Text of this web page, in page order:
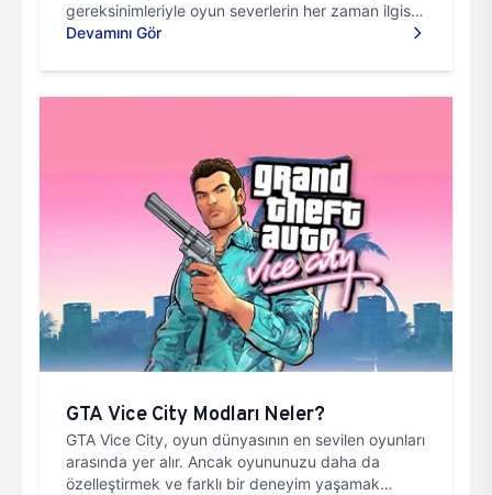
gereksinimleriyle oyun severlerin her zaman ilgisini
çekmiştir. Özel...
Devamını Gör
GTA Vice City Modları Neler?
GTA Vice City, oyun dünyasının en sevilen oyunları
arasında yer alır. Ancak oyununuzu daha da
özelleştirmek ve farklı bir deneyim yaşamak